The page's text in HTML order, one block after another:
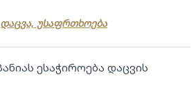
დაცვა, უსაფრთხოება
ესაჭიროება დაცვის